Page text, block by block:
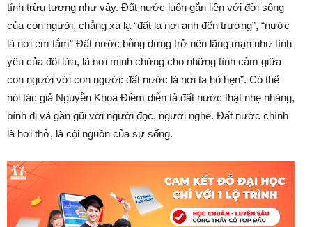
tính trừu tượng như vậy. Đất nước luôn gắn liền với đời sống
của con người, chẳng xa lạ “đất là nơi anh đến trường”, “nước
là nơi em tắm” Đất nước bỗng dưng trở nên lãng mạn như tình
yêu của đôi lứa, là nơi minh chứng cho những tình cảm giữa
con người với con người: đất nước là nơi ta hò hẹn”. Có thể
nói tác giả Nguyễn Khoa Điềm diễn tả đất nước thật nhẹ nhàng,
bình dị và gần gũi với người đọc, người nghe. Đất nước chính
là hơi thở, là cội nguồn của sự sống.